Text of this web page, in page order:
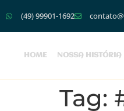
(49) 99901-1692
HOME NOSSA HISTÓRIA
Tag: